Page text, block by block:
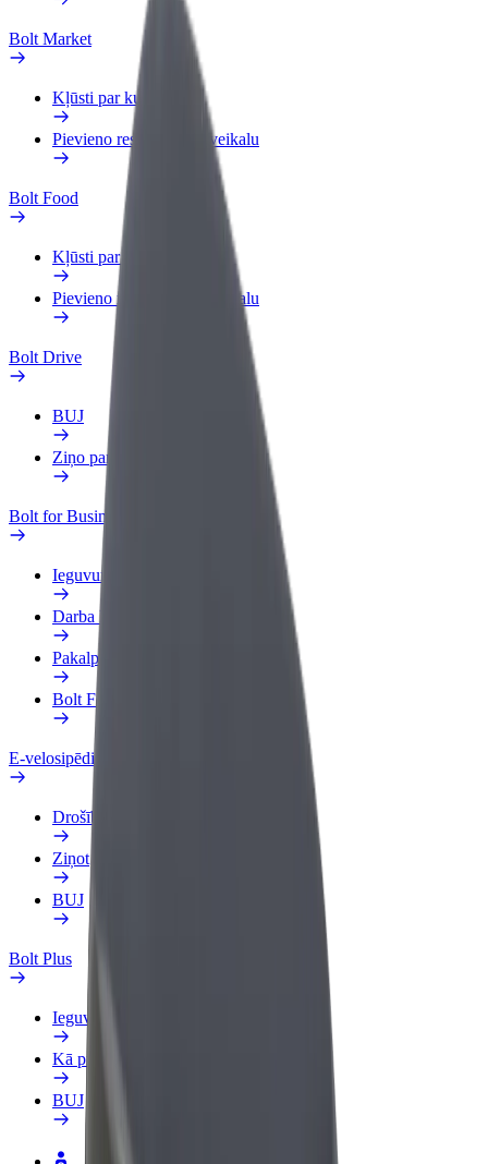
Bolt Market
Kļūsti par kurjeru
Pievieno restorānu vai veikalu
Bolt Food
Kļūsti par kurjeru
Pievieno restorānu vai veikalu
Bolt Drive
BUJ
Ziņo par transportlīdzekli
Bolt for Business
Ieguvumi
Darba Profils
Pakalpojumi
Bolt Food uzņēmumiem
E-velosipēdi
Drošības laboratorija
Ziņot
BUJ
Bolt Plus
Ieguvumi
Kā pievienoties
BUJ